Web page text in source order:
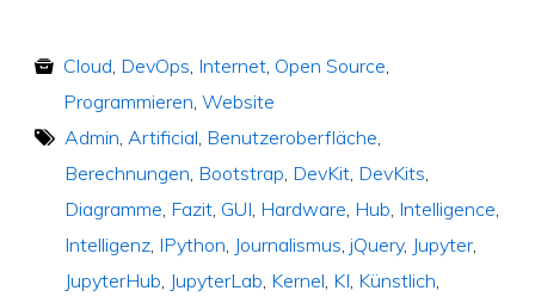
Cloud, DevOps, Internet, Open Source,
Programmieren, Website
Admin, Artificial, Benutzeroberfläche,
Berechnungen, Bootstrap, DevKit, DevKits,
Diagramme, Fazit, GUI, Hardware, Hub, Intelligence,
Intelligenz, IPython, Journalismus, jQuery, Jupyter,
JupyterHub, JupyterLab, Kernel, KI, Künstlich,